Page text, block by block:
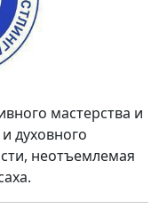
мастерства и
духовного
неотъемлемая